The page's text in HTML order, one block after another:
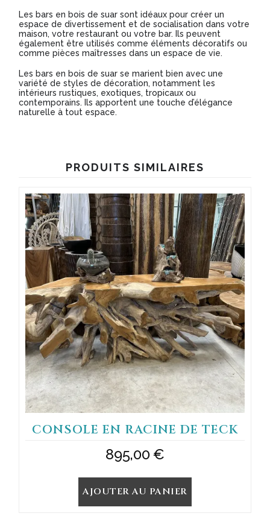
Les bars en bois de suar sont idéaux pour créer un
espace de divertissement et de socialisation dans votre
maison, votre restaurant ou votre bar. Ils peuvent
également être utilisés comme éléments décoratifs ou
comme pièces maîtresses dans un espace de vie.
Les bars en bois de suar se marient bien avec une
variété de styles de décoration, notamment les
intérieurs rustiques, exotiques, tropicaux ou
contemporains. Ils apportent une touche d’élégance
naturelle à tout espace.
PRODUITS SIMILAIRES
CONSOLE EN RACINE DE TECK
895,00€
AJOUTER AU PANIER